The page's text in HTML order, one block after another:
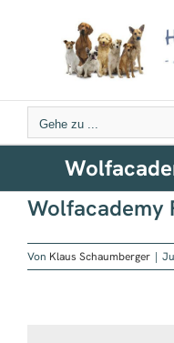
Gehe zu ...
Wolfacademy
Von Klaus Schaumberger |